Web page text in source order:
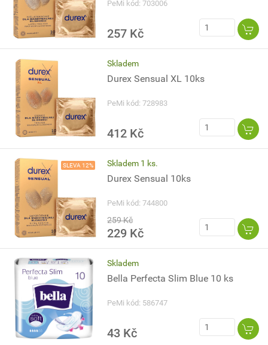
PeMi kód: 703006
257 Kč
Skladem
Durex Sensual XL 10ks
PeMi kód: 728983
412 Kč
SLEVA 12% Skladem 1 ks.
Durex Sensual 10ks
PeMi kód: 744800
259 Kč
229 Kč
Skladem
Bella Perfecta Slim Blue 10 ks
PeMi kód: 586747
43 Kč